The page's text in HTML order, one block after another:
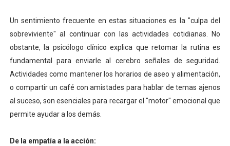
Un sentimiento frecuente en estas situaciones es la "culpa del
sobreviviente" al continuar con las actividades cotidianas. No
obstante, la psicólogo clínico explica que retomar la rutina es
fundamental para enviarle al cerebro señales de seguridad.
Actividades como mantener los horarios de aseo y alimentación,
o compartir un café con amistades para hablar de temas ajenos
al suceso, son esenciales para recargar el "motor" emocional que
permite ayudar a los demás.
De la empatía a la acción: